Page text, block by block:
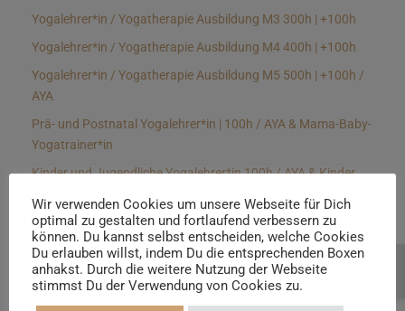
Yogalehrer*in / Yogatherapie Ausbildung M3 300h | +100h
Yogalehrer*in / Yogatherapie Ausbildung M4 400h | +100h
Yogalehrer*in / Yogatherapie Ausbildung M5 500h | +100h /
AYA
Prä- und Postnatal Yogalehrer*in | 100h / AYA & Mama-Baby-
Yogatrainer*in
Kinder und Jugendliche Yogalehrer*in 100h / AYA & Kinder
Yin Yogalehrer*in | 100 h & Faszientrainer*in
Hormon Yogalehrer*in / Yogatherapeut*in &
Stressmanagementtrainer*in | 70h
Wir verwenden Cookies um unsere Webseite für Dich
optimal zu gestalten und fortlaufend verbessern zu
können. Du kannst selbst entscheiden, welche Cookies
Du erlauben willst, indem Du die entsprechenden Boxen
anhakst. Durch die weitere Nutzung der Webseite
stimmst Du der Verwendung von Cookies zu.
Beratung buchen